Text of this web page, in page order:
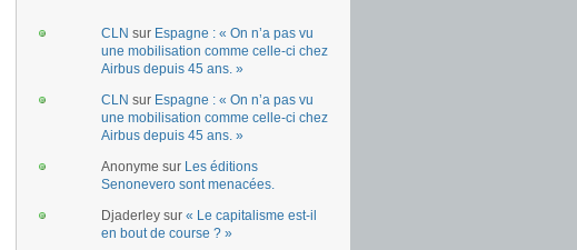
CLN sur Espagne : « On n’a pas vu
une mobilisation comme celle-ci chez
Airbus depuis 45 ans. »
CLN sur Espagne : « On n’a pas vu
une mobilisation comme celle-ci chez
Airbus depuis 45 ans. »
Anonyme sur Les éditions
Senonevero sont menacées.
Djaderley sur « Le capitalisme est-il
en bout de course ? »